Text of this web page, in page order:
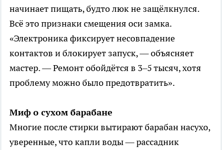
начинает пищать, будто люк не защёлкнулся.
Всё это признаки смещения оси замка.
«Электроника фиксирует несовпадение
контактов и блокирует запуск, — объясняет
мастер. — Ремонт обойдётся в 3–5 тысяч, хотя
проблему можно было предотвратить».
Миф о сухом барабане
Многие после стирки вытирают барабан насухо,
уверенные, что капли воды — рассадник